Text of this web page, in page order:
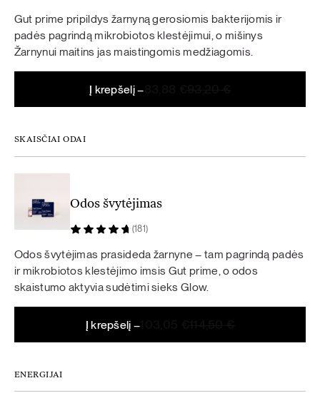
Gut prime pripildys žarnyną gerosiomis bakterijomis ir
padės pagrindą mikrobiotos klestėjimui, o mišinys
Žarnynui maitins jas maistingomis medžiagomis.
Į krepšelį – 93,20€
Original
price
Current
price
SKAISČIAI ODAI
Odos švytėjimas
(181)
Odos švytėjimas prasideda žarnyne – tam pagrindą padės
ir mikrobiotos klestėjimo imsis Gut prime, o odos
skaistumo aktyvia sudėtimi sieks Glow.
Į krepšelį – 114,50€
Original
price
Current
price
ENERGIJAI